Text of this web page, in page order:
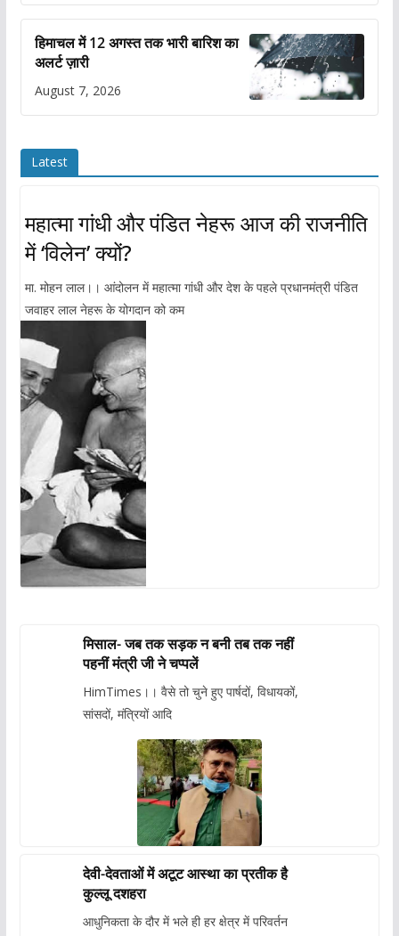
हिमाचल में 12 अगस्त तक भारी बारिश का
अलर्ट ज़ारी
August 7, 2026
Latest
महात्मा गांधी और पंडित नेहरू आज की राजनीति
में ‘विलेन’ क्यों?
मा. मोहन लाल।। आंदोलन में महात्मा गांधी और देश के पहले प्रधानमंत्री पंडित
जवाहर लाल नेहरू के योगदान को कम
मिसाल- जब तक सड़क न बनी तब तक नहीं
पहनीं मंत्री जी ने चप्पलें
HimTimes।। वैसे तो चुने हुए पार्षदों, विधायकों,
सांसदों, मंत्रियों आदि
देवी-देवताओं में अटूट आस्था का प्रतीक है
कुल्लू दशहरा
आधुनिकता के दौर में भले ही हर क्षेत्र में परिवर्तन